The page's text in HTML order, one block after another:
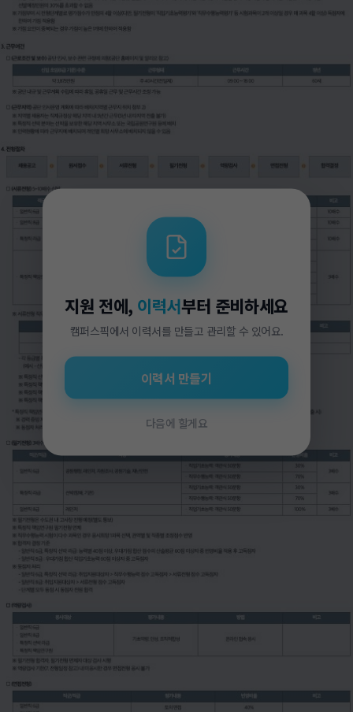
지원 전에, 이력서부터 준비하세요
캠퍼스픽에서 이력서를 만들고 관리할 수 있어요.
이력서 만들기
다음에 할게요